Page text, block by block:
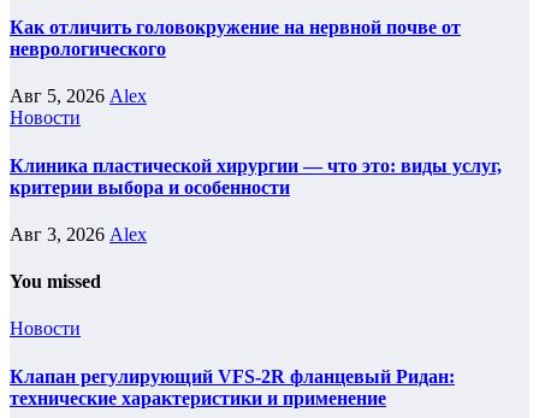
Как отличить головокружение на нервной почве от
неврологического
Авг 5, 2026 Alex
Новости
Клиника пластической хирургии — что это: виды услуг,
критерии выбора и особенности
Авг 3, 2026 Alex
You missed
Новости
Клапан регулирующий VFS-2R фланцевый Ридан:
технические характеристики и применение